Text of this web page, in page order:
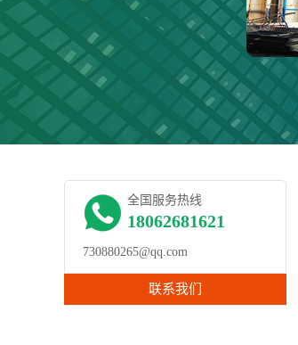
全国服务热线
18062681621
730880265@qq.com
联系我们